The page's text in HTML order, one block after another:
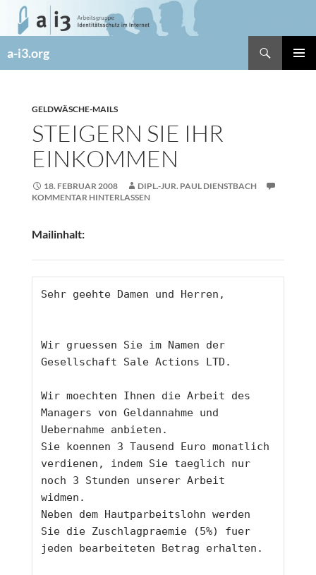
Zum
Inhalt
a-i3.org
GELDWÄSCHE-MAILS
STEIGERN SIE IHR
EINKOMMEN
18. FEBRUAR 2008
DIPL.-JUR. PAUL DIENSTBACH
KOMMENTAR HINTERLASSEN
Mailinhalt:
Sehr geehte Damen und Herren,
Wir gruessen Sie im Namen der
Gesellschaft Sale Actions LTD.
Wir moechten Ihnen die Arbeit des
Managers von Geldannahme und
Uebernahme anbieten.
Sie koennen 3 Tausend Euro monatlich
verdienen, indem Sie taeglich nur
noch 3 Stunden unserer Arbeit
widmen.
Neben dem Hautparbeitslohn werden
Sie die Zuschlagpraemie (5%) fuer
jeden bearbeiteten Betrag erhalten.